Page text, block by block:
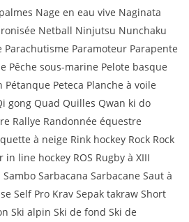
Nage en eau vive Naginata
Netball Ninjutsu Nunchaku
Parachutisme Paramoteur Parapente
Pêche sous-marine Pelote basque
Peteca Planche à voile
gong Quad Quilles Qwan ki do
Rallye Randonnée équestre
à neige Rink hockey Rock Rock
line hockey ROS Rugby à XIII
Sambo Sarbacana Sarbacane Saut à
Self Pro Krav Sepak takraw Short
Ski alpin Ski de fond Ski de